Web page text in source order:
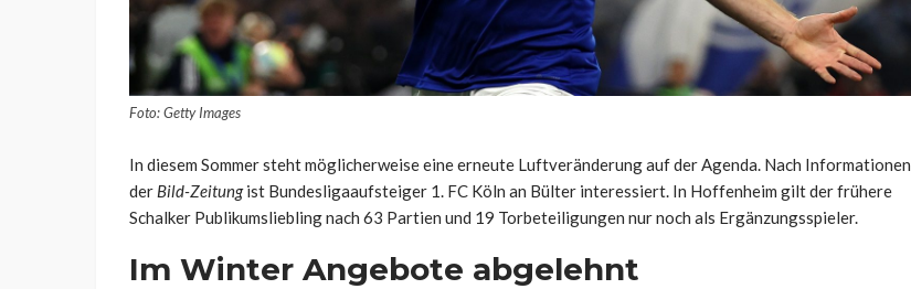
Foto: Getty Images
In diesem Sommer steht möglicherweise eine erneute Luftveränderung auf der Agenda. Nach Informationen
der Bild-Zeitungist Bundesligaaufsteiger 1. FC Köln an Bülter interessiert. In Hoffenheim gilt der frühere
Schalker Publikumsliebling nach 63 Partien und 19 Torbeteiligungen nur noch als Ergänzungsspieler.
Im Winter Angebote abgelehnt